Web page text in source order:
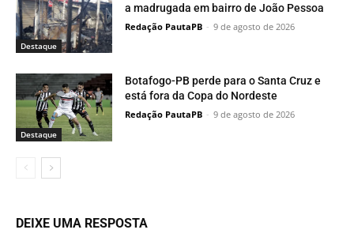
Destaque
a madrugada em bairro de João Pessoa
Redação PautaPB - 9 de agosto de 2026
Destaque
Botafogo-PB perde para o Santa Cruz e
está fora da Copa do Nordeste
Redação PautaPB - 9 de agosto de 2026
DEIXE UMA RESPOSTA